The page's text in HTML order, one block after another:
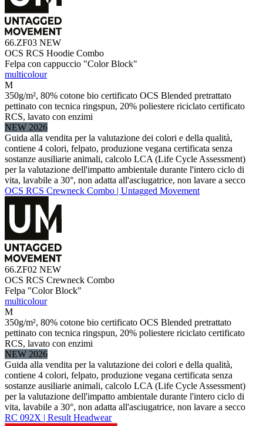
66.ZF03 NEW
OCS RCS Hoodie Combo
Felpa con cappuccio "Color Block"
multicolour
M
350g/m², 80% cotone bio certificato OCS Blended pretrattato
pettinato con tecnica ringspun, 20% poliestere riciclato certificato
RCS, lavato con enzimi
NEW 2026
Guida alla vendita per la valutazione dei colori e della qualità,
contiene 4 colori, felpato, produzione vegana certificata senza
sostanze ausiliarie animali, calcolo LCA (Life Cycle Assessment)
per la valutazione dell'impatto ambientale durante l'intero ciclo di
vita, lavabile a 30°, non adatta all'asciugatrice, non lavare a secco
OCS RCS Crewneck Combo | Untagged Movement
66.ZF02 NEW
OCS RCS Crewneck Combo
Felpa "Color Block"
multicolour
M
350g/m², 80% cotone bio certificato OCS Blended pretrattato
pettinato con tecnica ringspun, 20% poliestere riciclato certificato
RCS, lavato con enzimi
NEW 2026
Guida alla vendita per la valutazione dei colori e della qualità,
contiene 4 colori, felpato, produzione vegana certificata senza
sostanze ausiliarie animali, calcolo LCA (Life Cycle Assessment)
per la valutazione dell'impatto ambientale durante l'intero ciclo di
vita, lavabile a 30°, non adatta all'asciugatrice, non lavare a secco
RC 092X | Result Headwear